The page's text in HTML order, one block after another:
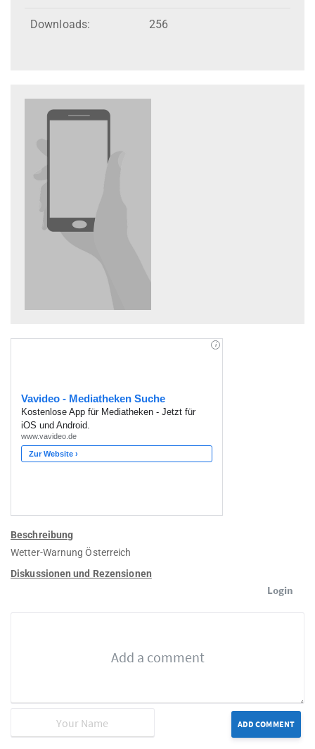
Downloads: 256
Beschreibung
Wetter-Warnung Österreich
Diskussionen und Rezensionen
Login
ADD COMMENT